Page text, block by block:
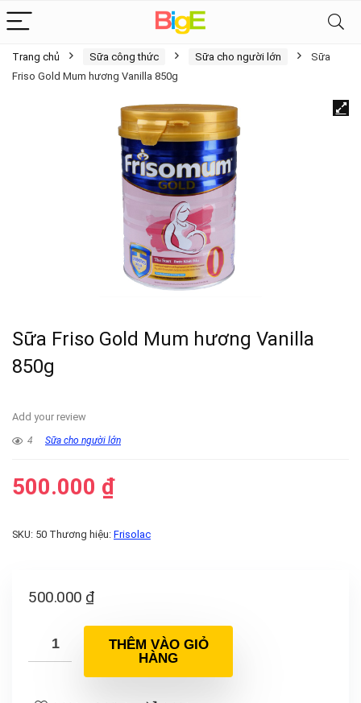
Trang chủ Sữa công thức Sữa cho người lớn
Sữa
Friso Gold Mum hương Vanilla 850g
Sữa Friso Gold Mum hương Vanilla
850g
Add your review
4 Sữa cho người lớn
500.000 ₫
SKU: 50 Thương hiệu: Frisolac
500.000 ₫
THÊM VÀO GIỎ
HÀNG